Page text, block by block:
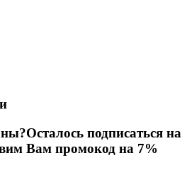
Осталось подписаться на
Вам промокод на 7%